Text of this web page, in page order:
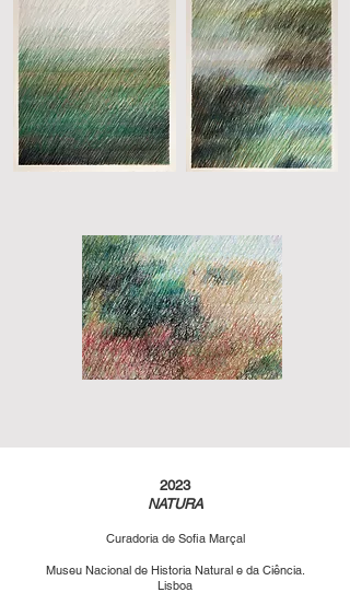
2023
NATURA
Curadoria de Sofia Marçal
Museu Nacional de Historia Natural e da Ciência.
Lisboa